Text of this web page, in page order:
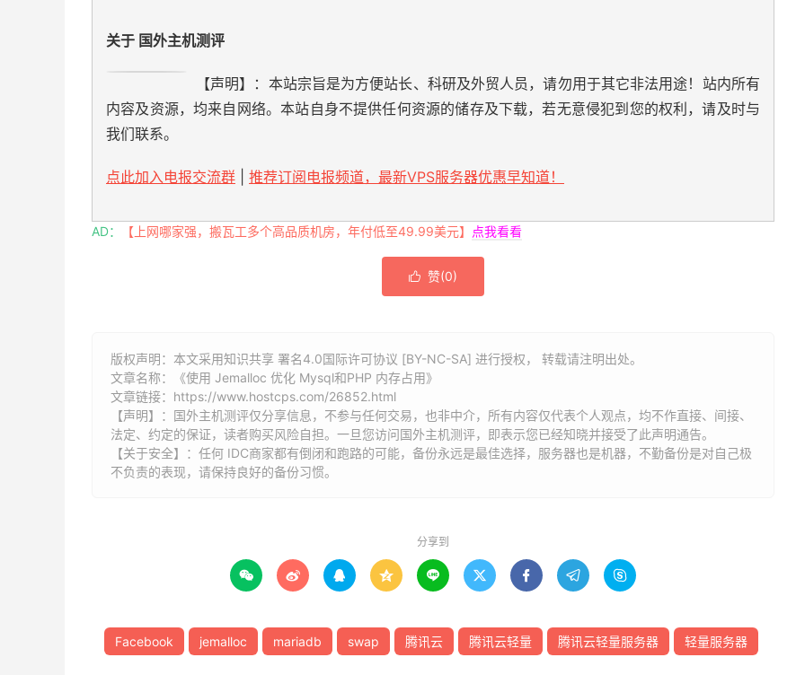
关于 国外主机测评
【声明】：本站宗旨是为方便站长、科研及外贸人员，请勿用于其它非法用途！站内所有
内容及资源，均来自网络。本站自身不提供任何资源的储存及下载，若无意侵犯到您的权利，请及时与
我们联系。
点此加入电报交流群 推荐订阅电报频道，最新VPS服务器优惠早知道！
AD： 【上网哪家强，搬瓦工多个高品质机房，年付低至49.99美元】 点我看看
 赞(0)
版权声明：本文采用知识共享 署名4.0国际许可协议 [BY-NC-SA] 进行授权， 转载请注明出处。
文章名称：《使用 Jemalloc 优化 Mysql和PHP 内存占用》
文章链接： https://www.hostcps.com/26852.html
【声明】：国外主机测评仅分享信息，不参与任何交易，也非中介，所有内容仅代表个人观点，均不作直接、间接、
法定、约定的保证，读者购买风险自担。一旦您访问国外主机测评，即表示您已经知晓并接受了此声明通告。
【关于安全】：任何 IDC商家都有倒闭和跑路的可能，备份永远是最佳选择，服务器也是机器，不勤备份是对自己极
不负责的表现，请保持良好的备份习惯。
分享到
        
Facebook jemalloc mariadb swap 腾讯云 腾讯云轻量 腾讯云轻量服务器 轻量服务器